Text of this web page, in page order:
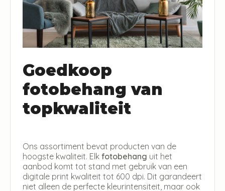
Goedkoop
fotobehang van
topkwaliteit
Ons assortiment bevat producten van de
hoogste kwaliteit. Elk fotobehang uit het
aanbod komt tot stand met gebruik van een
digitale print kwaliteit tot 600 dpi. Dit garandeert
niet alleen de perfecte kleurintensiteit, maar ook